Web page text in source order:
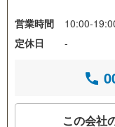
営業時間
10:00-
定休日
-
この会社